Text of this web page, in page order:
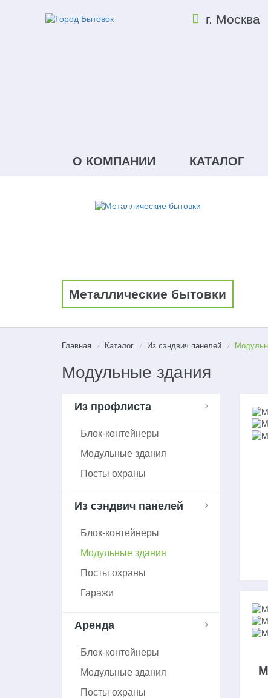
г. Москва
О КОМПАНИИ КАТАЛОГ
Металлические бытовки
Главная / Каталог / Из сэндвич панелей /
Модульные здания
Из профлиста
Блок-контейнеры
Модульные здания
Посты охраны
Из сэндвич панелей
Блок-контейнеры
Модульные здания
Посты охраны
Гаражи
Аренда
Блок-контейнеры
Модульные здания
Посты охраны